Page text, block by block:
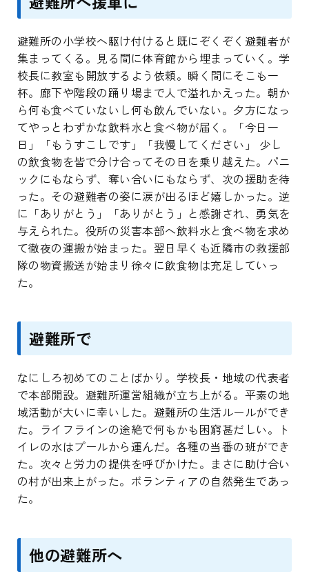
避難所の小学校へ駆け付けると既にぞくぞく避難者が
集まってくる。見る間に体育館から埋まっていく。学
校長に教室も開放するよう依頼。瞬く間にそこも一
杯。廊下や階段の踊り場まで人で溢れかえった。朝か
ら何も食べていないし何も飲んでいない。夕方になっ
てやっとわずかな飲料水と食べ物が届く。「今日一
日」「もうすこしです」「我慢してください」 少し
の飲食物を皆で分け合ってその日を乗り越えた。パニ
ックにもならず、奪い合いにもならず、次の援助を待
った。その避難者の姿に涙が出るほど嬉しかった。逆
に「ありがとう」「ありがとう」と感謝され、勇気を
与えられた。役所の災害本部へ飲料水と食べ物を求め
て徹夜の運搬が始まった。翌日早くも近隣市の救援部
隊の物資搬送が始まり徐々に飲食物は充足していっ
た。
避難所で
なにしろ初めてのことばかり。学校長・地域の代表者
で本部開設。避難所運営組織が立ち上がる。平素の地
域活動が大いに幸いした。避難所の生活ルールができ
た。ライフラインの途絶で何もかも困窮甚だしい。ト
イレの水はプールから運んだ。各種の当番の班ができ
た。次々と労力の提供を呼びかけた。まさに助け合い
の村が出来上がった。ボランティアの自然発生であっ
た。
他の避難所へ